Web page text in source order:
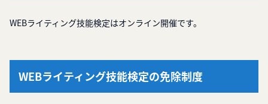
WEBライティング技能検定はオンライン開催です。
WEBライティング技能検定の免除制度